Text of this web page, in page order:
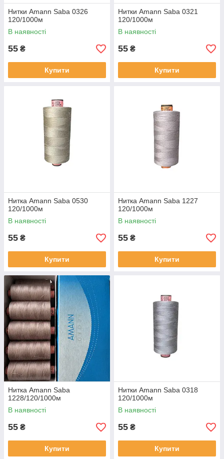
Нитки Amann Saba 0326
120/1000м
В наявності
55 ₴
Купити
Нитки Amann Saba 0321
120/1000м
В наявності
55 ₴
Купити
Нитка Amann Saba 0530
120/1000м
В наявності
55 ₴
Купити
Нитка Amann Saba 1227
120/1000м
В наявності
55 ₴
Купити
Нитка Amann Saba
1228/120/1000м
В наявності
55 ₴
Купити
Нитки Amann Saba 0318
120/1000м
В наявності
55 ₴
Купити